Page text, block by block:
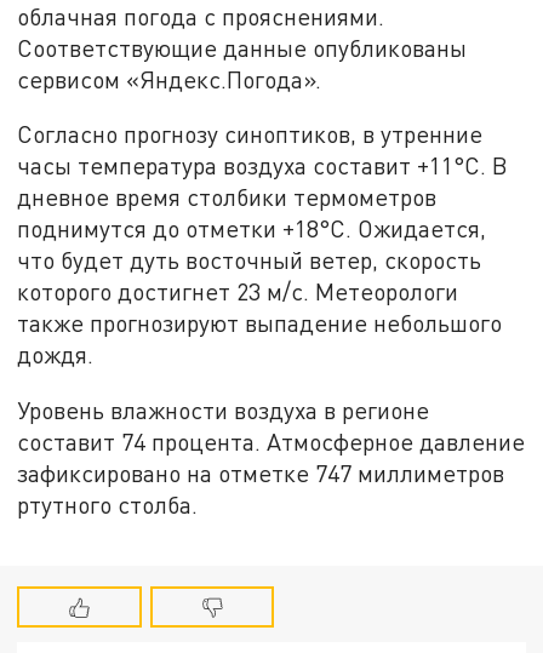
облачная погода с прояснениями.
Соответствующие данные опубликованы
сервисом «Яндекс.Погода».
Согласно прогнозу синоптиков, в утренние
часы температура воздуха составит +11°С. В
дневное время столбики термометров
поднимутся до отметки +18°С. Ожидается,
что будет дуть восточный ветер, скорость
которого достигнет 23 м/с. Метеорологи
также прогнозируют выпадение небольшого
дождя.
Уровень влажности воздуха в регионе
составит 74 процента. Атмосферное давление
зафиксировано на отметке 747 миллиметров
ртутного столба.